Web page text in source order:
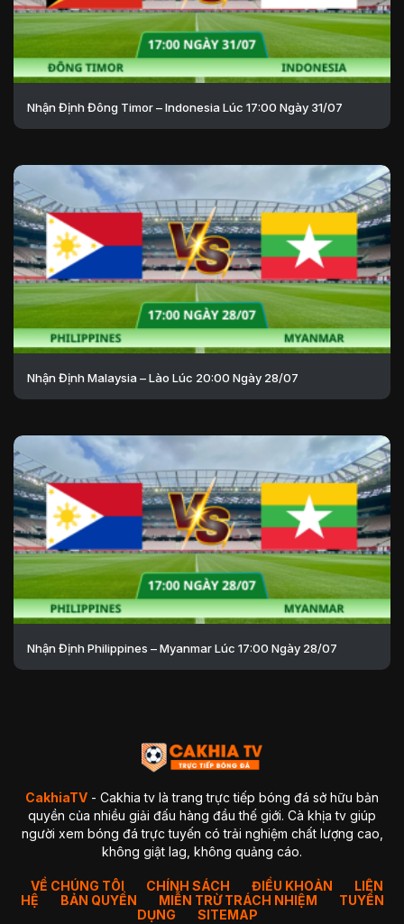
Nhận Định Đông Timor – Indonesia Lúc 17:00 Ngày 31/07
Nhận Định Malaysia – Lào Lúc 20:00 Ngày 28/07
Nhận Định Philippines – Myanmar Lúc 17:00 Ngày 28/07
CakhiaTV - Cakhia tv là trang trực tiếp bóng đá sở hữu bản
quyền của nhiều giải đấu hàng đầu thế giới. Cà khịa tv giúp
người xem bóng đá trực tuyến có trải nghiệm chất lượng cao,
không giật lag, không quảng cáo.
VỀ CHÚNG TÔI CHÍNH SÁCH ĐIỀU KHOẢN
LIÊN
HỆ
BẢN QUYỀN MIỄN TRỪ TRÁCH NHIỆM
TUYỂN
DỤNG
SITEMAP